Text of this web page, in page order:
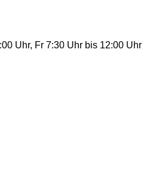
Uhr, Fr 7:30 Uhr bis 12:00 Uhr